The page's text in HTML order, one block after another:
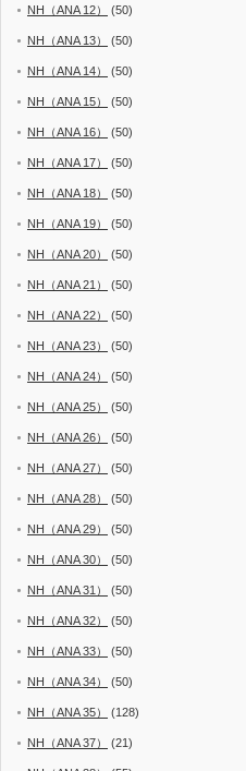
NH（ANA 12） (50)
NH（ANA 13） (50)
NH（ANA 14） (50)
NH（ANA 15） (50)
NH（ANA 16） (50)
NH（ANA 17） (50)
NH（ANA 18） (50)
NH（ANA 19） (50)
NH（ANA 20） (50)
NH（ANA 21） (50)
NH（ANA 22） (50)
NH（ANA 23） (50)
NH（ANA 24） (50)
NH（ANA 25） (50)
NH（ANA 26） (50)
NH（ANA 27） (50)
NH（ANA 28） (50)
NH（ANA 29） (50)
NH（ANA 30） (50)
NH（ANA 31） (50)
NH（ANA 32） (50)
NH（ANA 33） (50)
NH（ANA 34） (50)
NH（ANA 35） (128)
NH（ANA 37） (21)